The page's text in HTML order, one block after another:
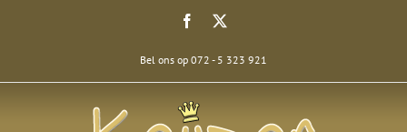
Facebook
Bel ons op 072 - 5 323 921